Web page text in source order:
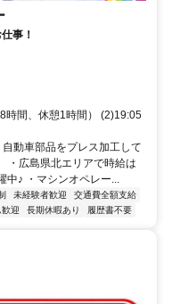
事！
時間、休憩1時間） (2)19:05
動車部品をプレス加工して
・広島県北エリアで時給は
♪ ・マシンオペレー...
未経験者歓迎
交通費全額支給
迎 長期休暇あり 履歴書不要